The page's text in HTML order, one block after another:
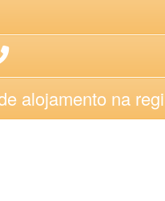
alojamento na